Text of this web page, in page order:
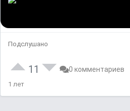
Подслушано
11 0 комментариев
1 лет